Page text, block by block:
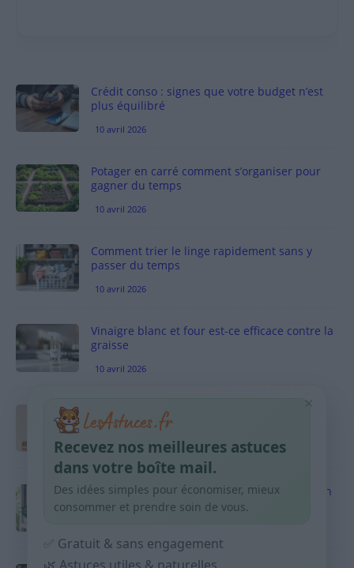
Crédit conso : signes que votre budget n’est
plus équilibré
10 avril 2026
Potager en carré comment s’organiser pour
gagner du temps
10 avril 2026
Comment trier le linge rapidement sans y
passer du temps
10 avril 2026
Vinaigre blanc et four est-ce efficace contre la
graisse
10 avril 2026
Taches pigmentaires : routine simple +
habitudes qui aident
9 avril 2026
Produits ménagers : comment économiser en
courses sans acheter 10 sprays
×
Recevez nos meilleures astuces
dans votre boîte mail.
Des idées simples pour économiser, mieux
consommer et prendre soin de vous.
✅ Gratuit & sans engagement